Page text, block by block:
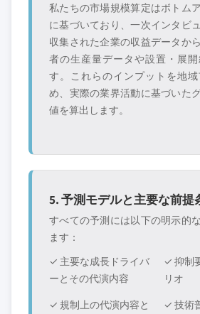
私たちの市場規模算定はボトム
に基づいており、一次インタビ
収集された企業の収益データか
者の生産量データや設置・展
す。これらのインプットを地
め、実際の業界活動に基づいた
値を算出します。
5. 予測モデルと主要な前提
すべての予測には以下の明示的
ます：
✓ 主要な成長ドライバ
ーとその代演内容
✓ 抑制
リオ
✓ 規制上の代演内容と
✓ 技術